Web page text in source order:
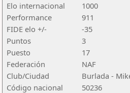
Elo internacional
1000
Performance
911
FIDE elo +/-
-35
Puntos
3
Puesto
17
Federación
NAF
Club/Ciudad
Burlada -
Código nacional
50236